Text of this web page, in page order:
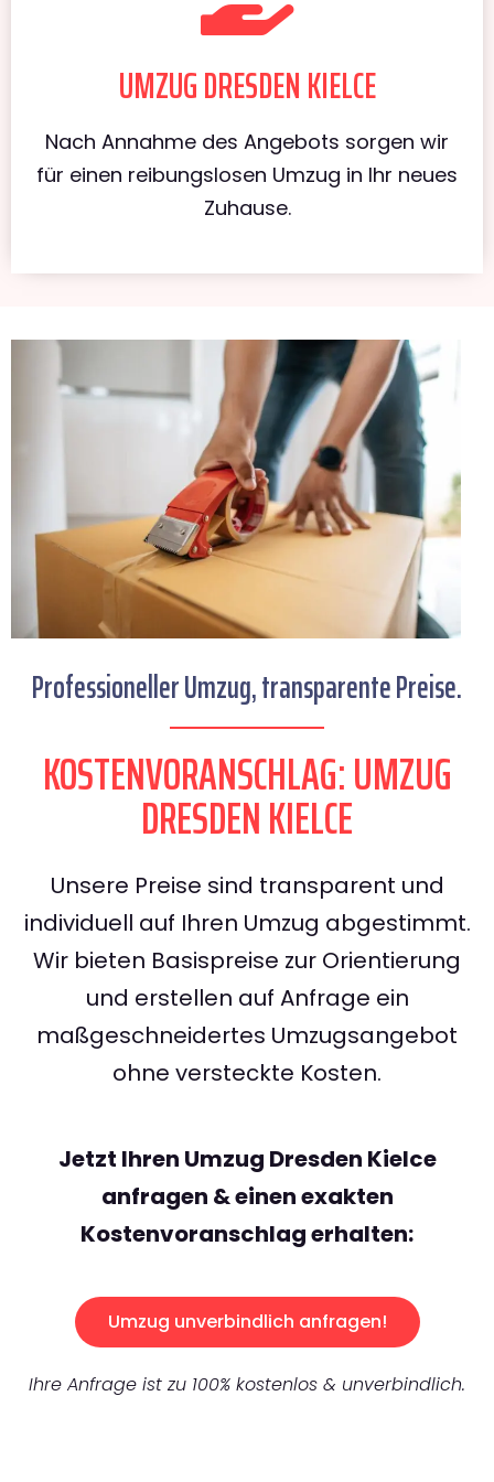
UMZUG DRESDEN KIELCE
Nach Annahme des Angebots sorgen wir
für einen reibungslosen Umzug in Ihr neues
Zuhause.
Professioneller Umzug, transparente Preise.
KOSTENVORANSCHLAG: UMZUG
DRESDEN KIELCE
Unsere Preise sind transparent und
individuell auf Ihren Umzug abgestimmt.
Wir bieten Basispreise zur Orientierung
und erstellen auf Anfrage ein
maßgeschneidertes Umzugsangebot
ohne versteckte Kosten.
Jetzt Ihren Umzug Dresden Kielce
anfragen & einen exakten
Kostenvoranschlag erhalten:
Umzug unverbindlich anfragen!
Ihre Anfrage ist zu 100% kostenlos & unverbindlich.